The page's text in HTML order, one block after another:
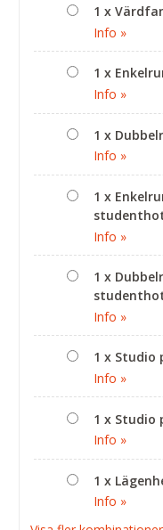
1 x
Info »
1 x
Info »
1 x
Info »
1 x
Info »
1 x
Info »
1 x Studio
Info »
1 x Studio
Info »
1 x
Info »